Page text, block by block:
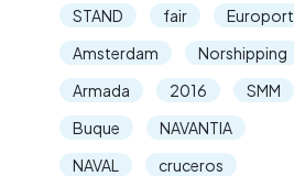
STAND
fair
Europort
Amsterdam
Norshipping
Armada
2016
SMM
Buque
NAVANTIA
NAVAL
cruceros